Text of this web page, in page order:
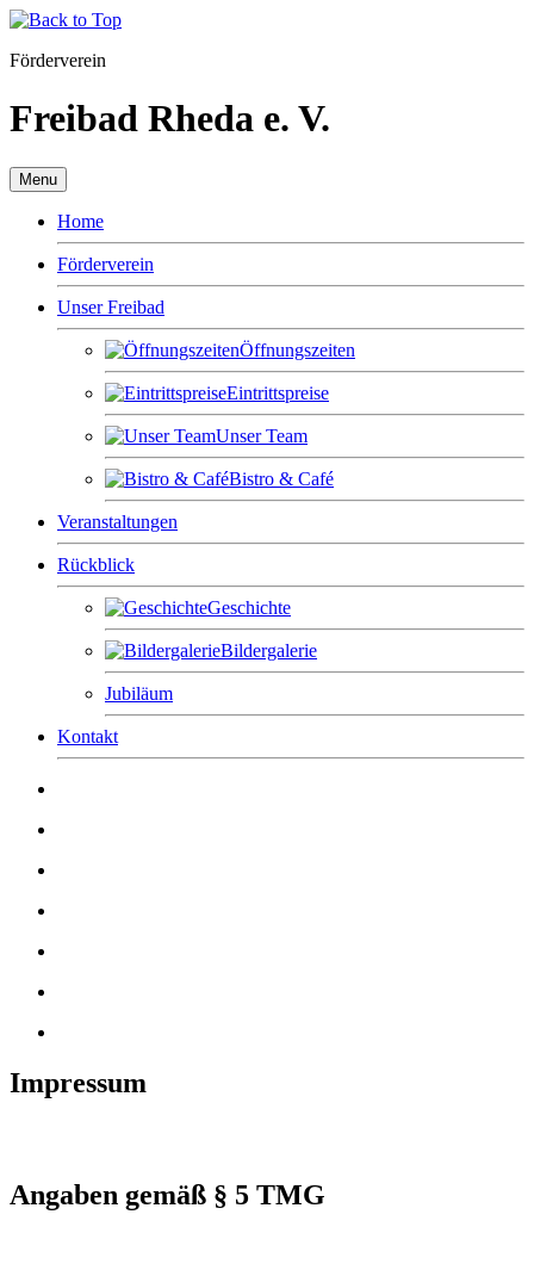
Förderverein
Freibad Rheda e. V.
Menu
Home
Förderverein
Unser Freibad
Öffnungszeiten
Eintrittspreise
Unser Team
Bistro & Café
Veranstaltungen
Rückblick
Geschichte
Bildergalerie
Jubiläum
Kontakt
Impressum
Angaben gemäß § 5 TMG